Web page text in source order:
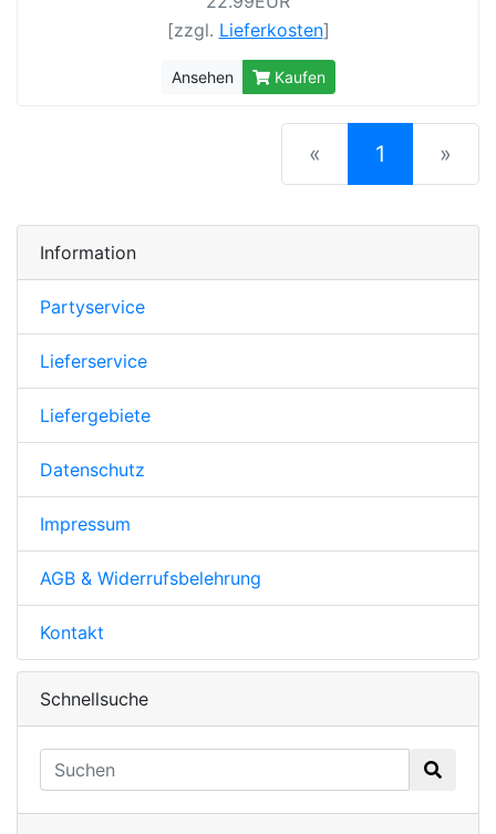
[zzgl. Lieferkosten]
Ansehen Kaufen
« 1 (current)
»
Information
Partyservice
Lieferservice
Liefergebiete
Datenschutz
Impressum
AGB & Widerrufsbelehrung
Kontakt
Schnellsuche